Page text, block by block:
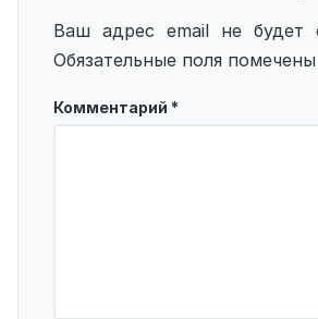
Ваш адрес email не будет
Обязательные поля помечены
Комментарий *